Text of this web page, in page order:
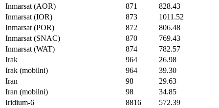
Inmarsat (AOR) 871
828.43
Inmarsat (IOR)
873
1011.52
Inmarsat (POR)
872
806.48
Inmarsat (SNAC)
870
769.43
Inmarsat (WAT)
874
782.57
Irak
964
26.98
Irak (mobilni)
964
39.30
Iran
98
29.63
Iran (mobilni)
98
34.85
Iridium-6
8816
572.39